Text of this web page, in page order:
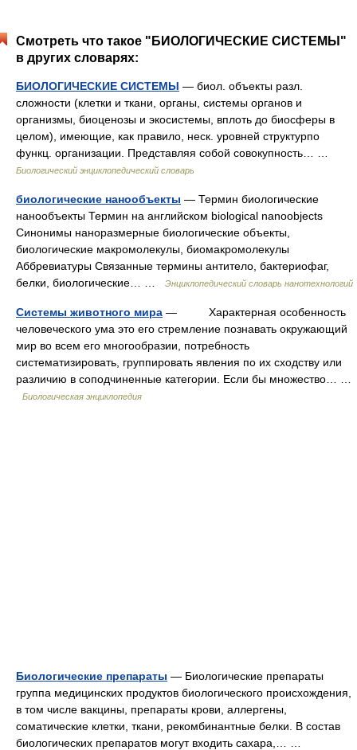
Смотреть что такое "БИОЛОГИЧЕСКИЕ СИСТЕМЫ"
в других словарях:
БИОЛОГИЧЕСКИЕ СИСТЕМЫ — биол. объекты разл.
сложности (клетки и ткани, органы, системы органов и
организмы, биоценозы и экосистемы, вплоть до биосферы в
целом), имеющие, как правило, неск. уровней структурпо
функц. организации. Представляя собой совокупность… …
Биологический энциклопедический словарь
биологические нанообъекты — Термин биологические
нанообъекты Термин на английском biological nanoobjects
Синонимы наноразмерные биологические объекты,
биологические макромолекулы, биомакромолекулы
Аббревиатуры Связанные термины антитело, бактериофаг,
белки, биологические… …
Энциклопедический словарь нанотехнологий
Системы животного мира — Характерная особенность
человеческого ума это его стремление познавать окружающий
мир во всем его многообразии, потребность
систематизировать, группировать явления по их сходству или
различию в соподчиненные категории. Если бы множество… …
Биологическая энциклопедия
Биологические препараты — Биологические препараты
группа медицинских продуктов биологического происхождения,
в том числе вакцины, препараты крови, аллергены,
соматические клетки, ткани, рекомбинантные белки. В состав
биологических препаратов могут входить сахара,… …